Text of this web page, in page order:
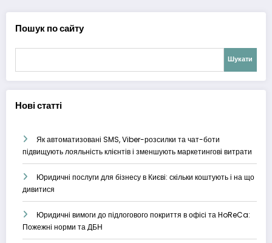
Пошук по сайту
Шукати
Нові статті
Як автоматизовані SMS, Viber-розсилки та чат-боти
підвищують лояльність клієнтів і зменшують маркетингові витрати
Юридичні послуги для бізнесу в Києві: скільки коштують і на що
дивитися
Юридичні вимоги до підлогового покриття в офісі та HoReCa:
Пожежні норми та ДБН